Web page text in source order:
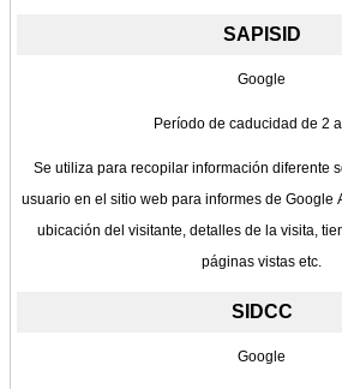
SAPISID
Google
Período de caducidad de 2
Se utiliza para recopilar información diferente
usuario en el sitio web para informes de Google
ubicación del visitante, detalles de la visita,
páginas vistas etc.
SIDCC
Google